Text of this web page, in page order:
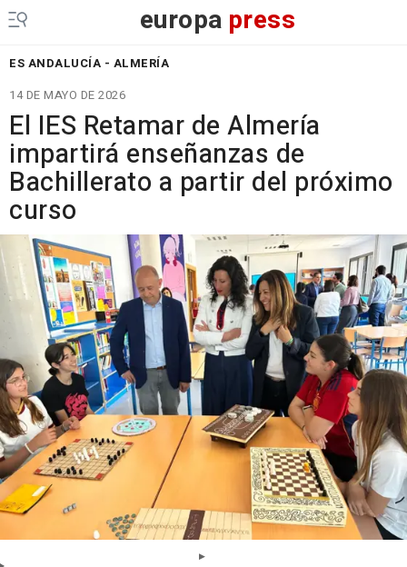
europa press
ES ANDALUCÍA - ALMERÍA
14 DE MAYO DE 2026
El IES Retamar de Almería
impartirá enseñanzas de
Bachillerato a partir del próximo
curso